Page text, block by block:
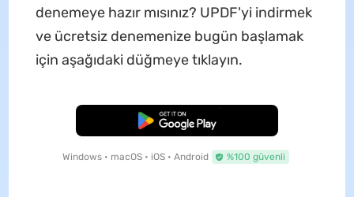
denemeye hazır mısınız? UPDF'yi indirmek
ve ücretsiz denemenize bugün başlamak
için aşağıdaki düğmeye tıklayın.
Ücretsiz İndirme
Windows • macOS • iOS • Android %100 güvenli